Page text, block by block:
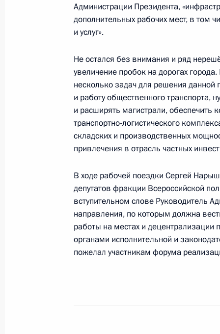
России: двадцать лет спустя
19 октября 2011 года, 18:30
О продлении контроля исполнения
данных по итогам работы
в Томской области
19 октября 2011 года, 12:00
Встреча Сергея Нарышкина с
университета Ксавье Даркосом
14 октября 2011 года, 14:00
Рабочая поездка Руководителя
Сергея Нарышкина в Северо-
Администрации Президента,
дополнительных рабочих мест, в том
и услуг».
Не остался без внимания и ряд
увеличение пробок на дорогах
несколько задач для решения
и работу общественного транспорта,
и расширять магистрали, обеспечить
транспортно-логистического
складских и производственных
привлечения в отрасль частных
В ходе рабочей поездки Сергей
депутатов фракции Всероссийской
вступительном слове Руководитель
направления, по которым должна
работы на местах и
органами исполнительной и
пожелал участникам форума